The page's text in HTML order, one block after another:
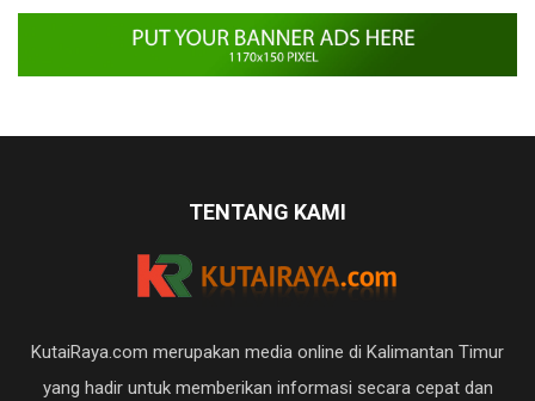
TENTANG KAMI
KutaiRaya.com merupakan media online di Kalimantan Timur
yang hadir untuk memberikan informasi secara cepat dan